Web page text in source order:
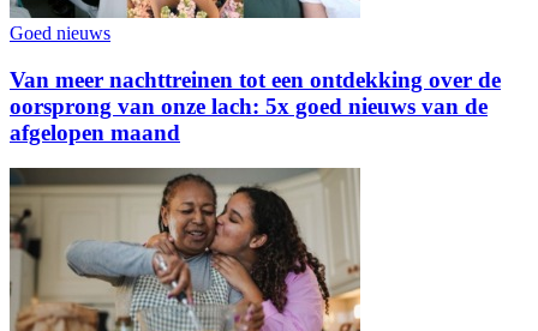
Goed nieuws
Van meer nachttreinen tot een ontdekking over de
oorsprong van onze lach: 5x goed nieuws van de
afgelopen maand